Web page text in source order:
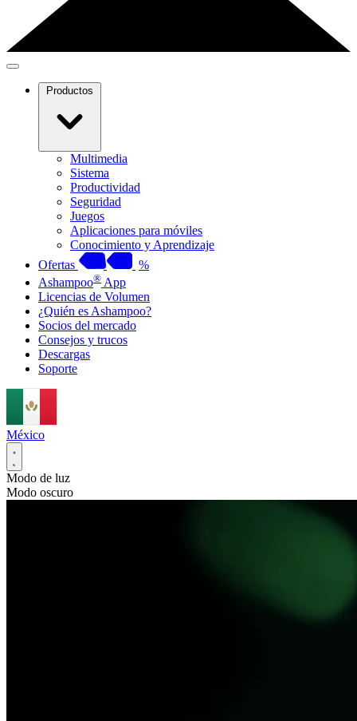
Productos
Multimedia
Sistema
Productividad
Seguridad
Juegos
Aplicaciones para móviles
Conocimiento y Aprendizaje
Ofertas
%
Ashampoo® App
Licencias de Volumen
¿Quién es Ashampoo?
Socios del mercado
Consejos y trucos
Descargas
Soporte
México
Modo de luz
Modo oscuro